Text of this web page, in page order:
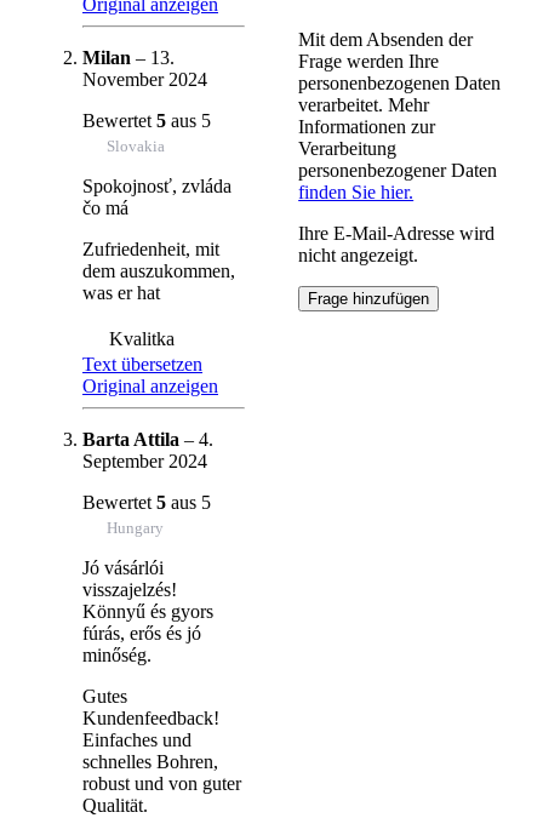
Original anzeigen
Milan – 13.
November 2024
Bewertet 5 aus 5
Slovakia
Spokojnosť, zvláda
čo má
Zufriedenheit, mit
dem auszukommen,
was er hat
Kvalitka
Text übersetzen
Original anzeigen
Barta Attila – 4.
September 2024
Bewertet 5 aus 5
Hungary
Jó vásárlói
visszajelzés!
Könnyű és gyors
fúrás, erős és jó
minőség.
Gutes
Kundenfeedback!
Einfaches und
schnelles Bohren,
robust und von guter
Qualität.
Mit dem Absenden der
Frage werden Ihre
personenbezogenen Daten
verarbeitet. Mehr
Informationen zur
Verarbeitung
personenbezogener Daten
finden Sie hier.
Ihre E-Mail-Adresse wird
nicht angezeigt.